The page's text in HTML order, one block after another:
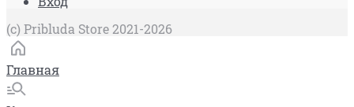
(c) Pribluda Store 2021-2026
Главная